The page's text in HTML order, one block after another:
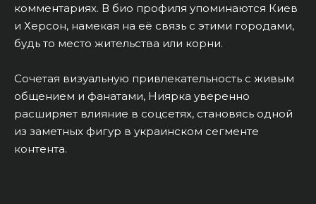
комментариях. В био профиля упоминаются Киев
и Херсон, намекая на её связь с этими городами,
будь то место жительства или корни.
Сочетая визуальную привлекательность с живым
общением и фанатами, Ниярка уверенно
расширяет влияние в соцсетях, становясь одной
из заметных фигур в украинском сегменте
контента.